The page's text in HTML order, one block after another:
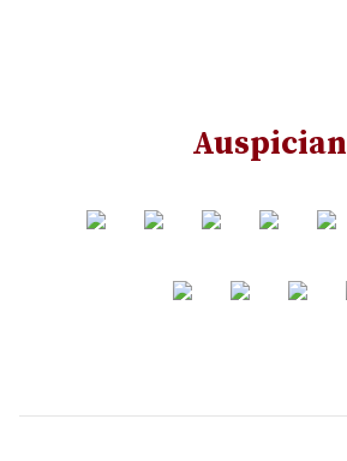
Auspician